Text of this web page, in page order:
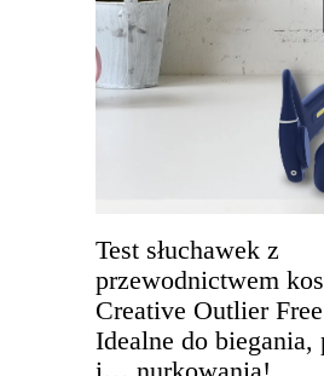
Test słuchawek z
przewodnictwem
Creative Outlier
Idealne do biegania,